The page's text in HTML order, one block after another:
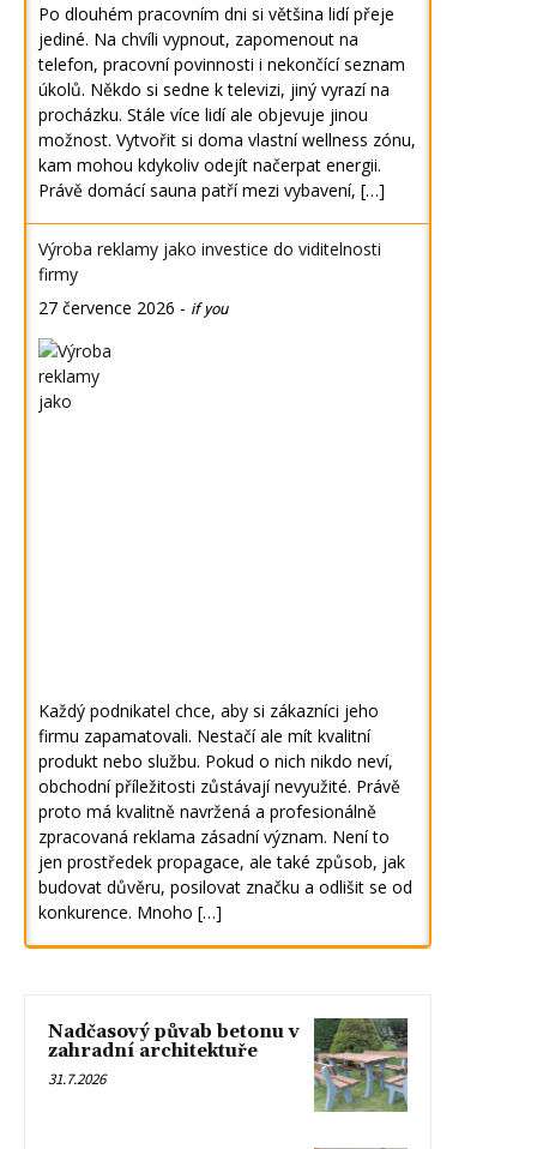
Po dlouhém pracovním dni si většina lidí přeje
jediné. Na chvíli vypnout, zapomenout na
telefon, pracovní povinnosti i nekončící seznam
úkolů. Někdo si sedne k televizi, jiný vyrazí na
procházku. Stále více lidí ale objevuje jinou
možnost. Vytvořit si doma vlastní wellness zónu,
kam mohou kdykoliv odejít načerpat energii.
Právě domácí sauna patří mezi vybavení, […]
Výroba reklamy jako investice do viditelnosti
firmy
27 července 2026 - if you
Každý podnikatel chce, aby si zákazníci jeho
firmu zapamatovali. Nestačí ale mít kvalitní
produkt nebo službu. Pokud o nich nikdo neví,
obchodní příležitosti zůstávají nevyužité. Právě
proto má kvalitně navržená a profesionálně
zpracovaná reklama zásadní význam. Není to
jen prostředek propagace, ale také způsob, jak
budovat důvěru, posilovat značku a odlišit se od
konkurence. Mnoho […]
Nadčasový půvab betonu v
zahradní architektuře
31.7.2026